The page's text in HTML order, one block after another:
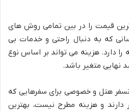
قیمت را در بین تمامی روش های
که به دنبال راحتی و خدمات بی
دارد. هزینه می تواند بر اساس نوع
نهایی متغیر باشد.
هتل و خصوصی برای سفرهایی که
دارند و هزینه مطرح نیست، بهترین